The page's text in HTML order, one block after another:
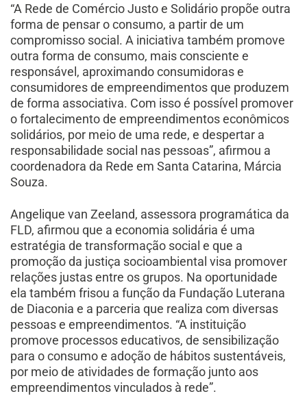
“A Rede de Comércio Justo e Solidário propõe outra
forma de pensar o consumo, a partir de um
compromisso social. A iniciativa também promove
outra forma de consumo, mais consciente e
responsável, aproximando consumidoras e
consumidores de empreendimentos que produzem
de forma associativa. Com isso é possível promover
o fortalecimento de empreendimentos econômicos
solidários, por meio de uma rede, e despertar a
responsabilidade social nas pessoas”, afirmou a
coordenadora da Rede em Santa Catarina, Márcia
Souza.
Angelique van Zeeland, assessora programática da
FLD, afirmou que a economia solidária é uma
estratégia de transformação social e que a
promoção da justiça socioambiental visa promover
relações justas entre os grupos. Na oportunidade
ela também frisou a função da Fundação Luterana
de Diaconia e a parceria que realiza com diversas
pessoas e empreendimentos. “A instituição
promove processos educativos, de sensibilização
para o consumo e adoção de hábitos sustentáveis,
por meio de atividades de formação junto aos
empreendimentos vinculados à rede”.